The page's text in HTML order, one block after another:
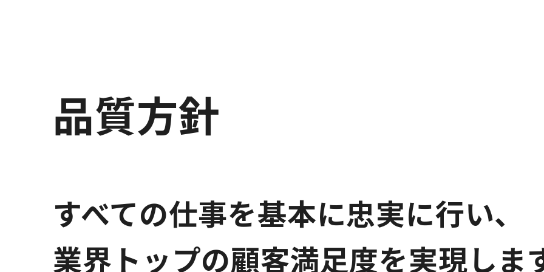
品質方針
すべての仕事を基本に忠実に行い、
業界トップの顧客満足度を実現しま